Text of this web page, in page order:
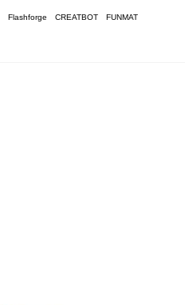
Flashforge CREATBOT FUNMAT